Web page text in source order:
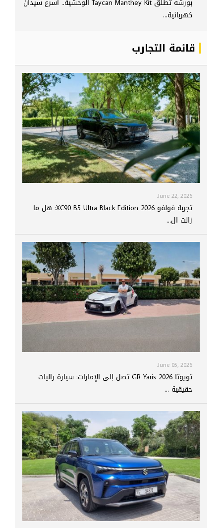
بورشه تطلق Taycan Manthey Kit الوحشية.. أسرع سيدان
كهربائية...
قائمة التجارب
June 22, 2026
تجربة فولفو XC90 B5 Ultra Black Edition 2026: هل ما
زالت ال...
June 05, 2026
تويوتا GR Yaris 2026 تصل إلى الإمارات: سيارة راليات
حقيقية ...